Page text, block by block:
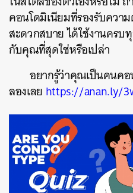
คอนโดมิเนียมที่รองรับควา
สะดวกสบาย ได้ใช้งานครบ
กับคุณที่สุดใช่หรือเปล่า
อยากรู้ว่าคุณเป็นคนคอ
ลองเลย https://anan.ly/